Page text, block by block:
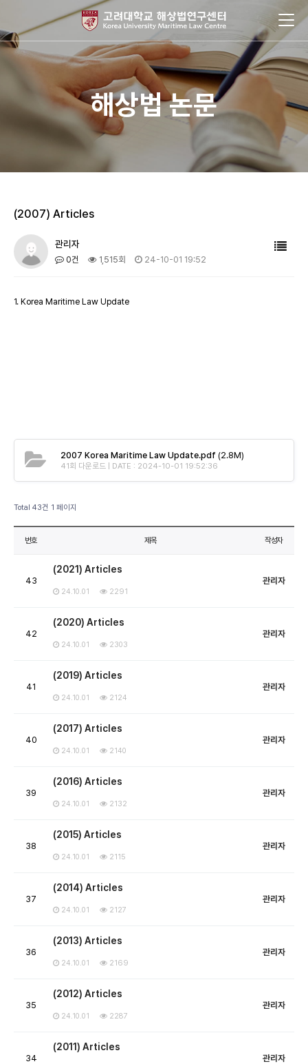
해상법 논문
(2007) Articles
관리자
0건 1,515회 24-10-01 19:52
1. Korea Maritime Law Update
2007 Korea Maritime Law Update.pdf (2.8M)
41회 다운로드 | DATE : 2024-10-01 19:52:36
Total 43건 1 페이지
번호 제목 작성자
43
(2021) Articles
24.10.01 2291
관리자
42
(2020) Articles
24.10.01 2303
관리자
41
(2019) Articles
24.10.01 2124
관리자
40
(2017) Articles
24.10.01 2140
관리자
39
(2016) Articles
24.10.01 2132
관리자
38
(2015) Articles
24.10.01 2115
관리자
37
(2014) Articles
24.10.01 2127
관리자
36
(2013) Articles
24.10.01 2169
관리자
35
(2012) Articles
24.10.01 2287
관리자
34
(2011) Articles
관리자